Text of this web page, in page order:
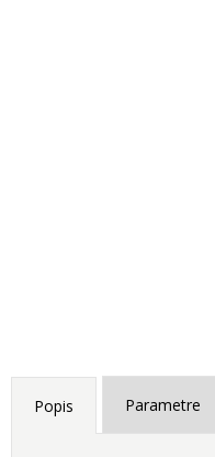
Popis Parametre